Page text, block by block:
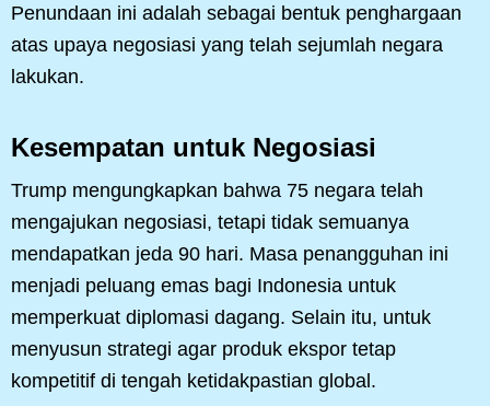
Penundaan ini adalah sebagai bentuk penghargaan
atas upaya negosiasi yang telah sejumlah negara
lakukan.
Kesempatan untuk Negosiasi
Trump mengungkapkan bahwa 75 negara telah
mengajukan negosiasi, tetapi tidak semuanya
mendapatkan jeda 90 hari. Masa penangguhan ini
menjadi peluang emas bagi Indonesia untuk
memperkuat diplomasi dagang. Selain itu, untuk
menyusun strategi agar produk ekspor tetap
kompetitif di tengah ketidakpastian global.